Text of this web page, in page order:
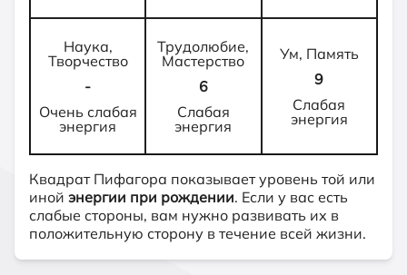
Наука,
Творчество
-
Очень слабая
энергия
Трудолюбие,
Мастерство
6
Слабая
энергия
Ум, Память
9
Слабая
энергия
Квадрат Пифагора показывает уровень той или
иной энергии при рождении. Если у вас есть
слабые стороны, вам нужно развивать их в
положительную сторону в течение всей жизни.